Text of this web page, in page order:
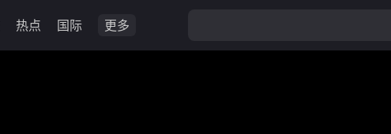
热点 国际 更多